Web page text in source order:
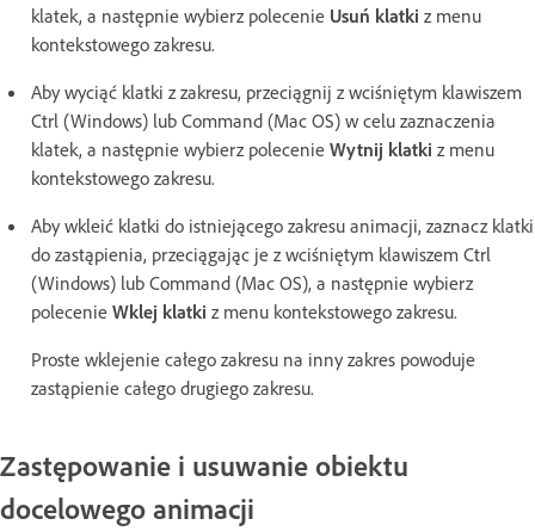
klatek, a następnie wybierz polecenie Usuń klatki z menu
kontekstowego zakresu.
Aby wyciąć klatki z zakresu, przeciągnij z wciśniętym klawiszem
Ctrl (Windows) lub Command (Mac OS) w celu zaznaczenia
klatek, a następnie wybierz polecenie Wytnij klatki z menu
kontekstowego zakresu.
Aby wkleić klatki do istniejącego zakresu animacji, zaznacz klatki
do zastąpienia, przeciągając je z wciśniętym klawiszem Ctrl
(Windows) lub Command (Mac OS), a następnie wybierz
polecenie Wklej klatki z menu kontekstowego zakresu.
Proste wklejenie całego zakresu na inny zakres powoduje
zastąpienie całego drugiego zakresu.
Zastępowanie i usuwanie obiektu
docelowego animacji